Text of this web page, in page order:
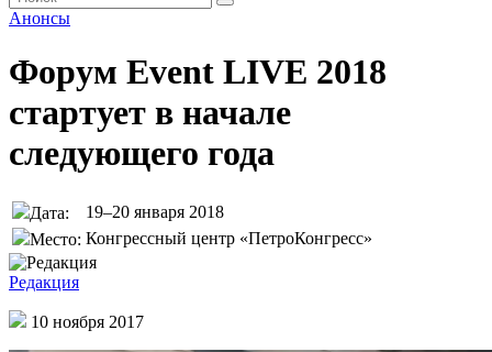
Анонсы
Форум Event LIVE 2018
стартует в начале
следующего года
Дата:
19–20 января 2018
Место: Конгрессный центр «ПетроКонгресс»
Редакция
10 ноября 2017